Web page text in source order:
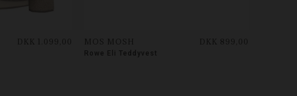
DKK 1.099,00 MOS MOSH
Rowe Eli Teddyvest
DKK 899,00